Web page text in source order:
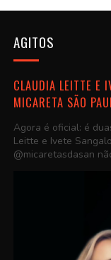
AGITOS
CLAUDIA LEITTE E
MICARETA SÃO
Agora é oficial: é
Leitte e Ivete
@micaretasdasan